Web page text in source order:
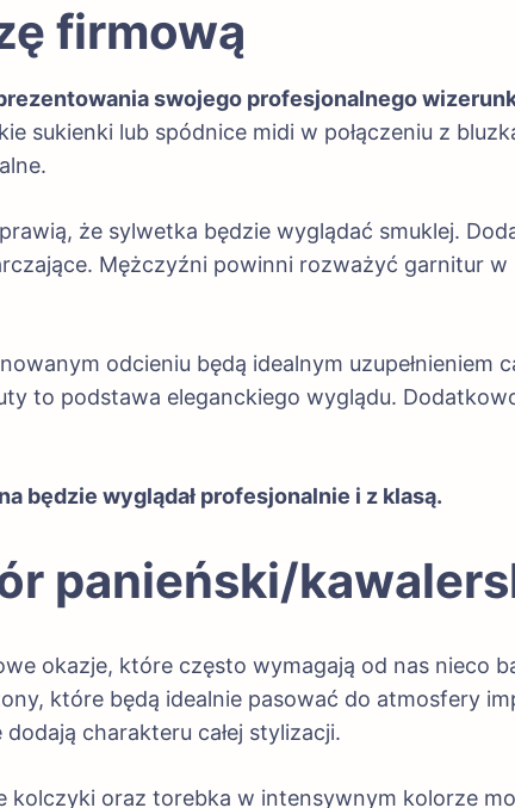
firmową
swojego profesjonalnego
sukienki lub spódnice midi w połączeniu z
że sylwetka będzie wyglądać smuklej.
Mężczyźni powinni rozważyć garnitur
odcieniu będą idealnym uzupełnieniem
to podstawa eleganckiego wyglądu.
będzie wyglądał profesjonalnie i z klasą.
panieński/
okazje, które często wymagają od nas nieco
które będą idealnie pasować do atmosfery
charakteru całej stylizacji.
oraz torebka w intensywnym kolorze